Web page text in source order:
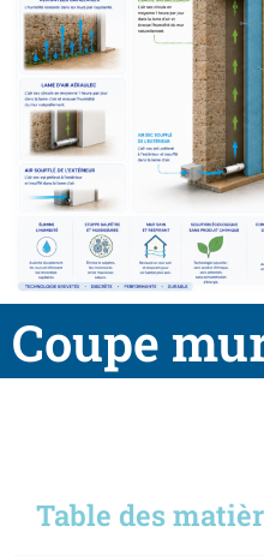
Coupe
Table des